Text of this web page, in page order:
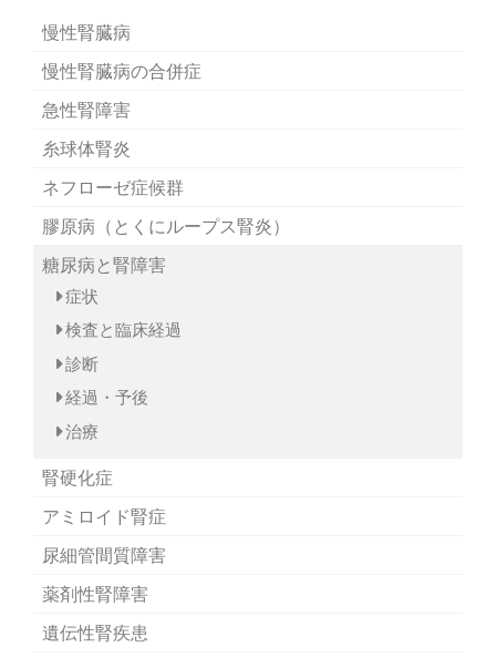
慢性腎臓病
慢性腎臓病の合併症
急性腎障害
糸球体腎炎
ネフローゼ症候群
膠原病（とくにループス腎炎）
糖尿病と腎障害
症状
検査と臨床経過
診断
経過・予後
治療
腎硬化症
アミロイド腎症
尿細管間質障害
薬剤性腎障害
遺伝性腎疾患